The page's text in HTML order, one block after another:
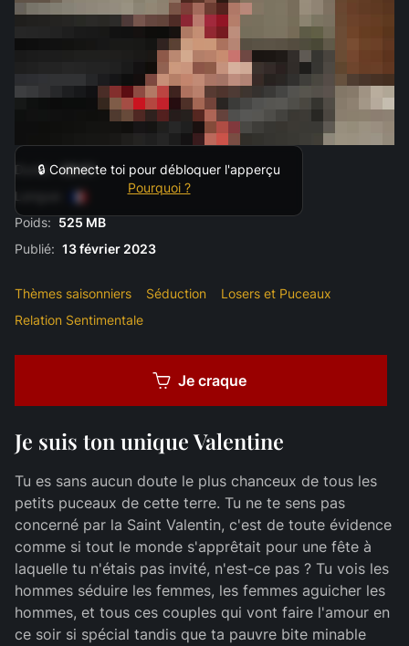
🔒 Connecte toi pour débloquer l'apperçu
Pourquoi ?
Durée: 09:51
Langue:
Poids: 525 MB
Publié: 13 février 2023
Thèmes saisonniers Séduction
Losers et Puceaux
Relation Sentimentale
Je craque
Je suis ton unique Valentine
Tu es sans aucun doute le plus chanceux de tous les
petits puceaux de cette terre. Tu ne te sens pas
concerné par la Saint Valentin, c'est de toute évidence
comme si tout le monde s'apprêtait pour une fête à
laquelle tu n'étais pas invité, n'est-ce pas ? Tu vois les
hommes séduire les femmes, les femmes aguicher les
hommes, et tous ces couples qui vont faire l'amour en
ce soir si spécial tandis que ta pauvre bite minable